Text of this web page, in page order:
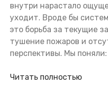
внутри нарастало
уходит. Вроде бы
это борьба за текущие
тушение пожаров и
перспективы. Мы
Читать полностью